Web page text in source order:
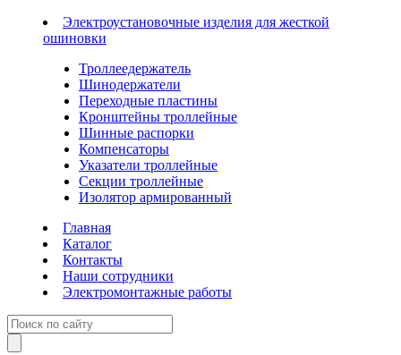
Электроустановочные изделия для жесткой
ошиновки
Троллеедержатель
Шинодержатели
Переходные пластины
Кронштейны троллейные
Шинные распорки
Компенсаторы
Указатели троллейные
Секции троллейные
Изолятор армированный
Главная
Каталог
Контакты
Наши сотрудники
Электромонтажные работы